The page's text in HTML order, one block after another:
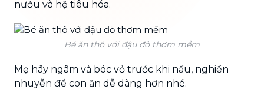
nướu và hệ tiêu hóa.
Bé ăn thô với đậu đỏ thơm mềm
Mẹ hãy ngâm và bóc vỏ trước khi nấu, nghiền
nhuyễn để con ăn dễ dàng hơn nhé.